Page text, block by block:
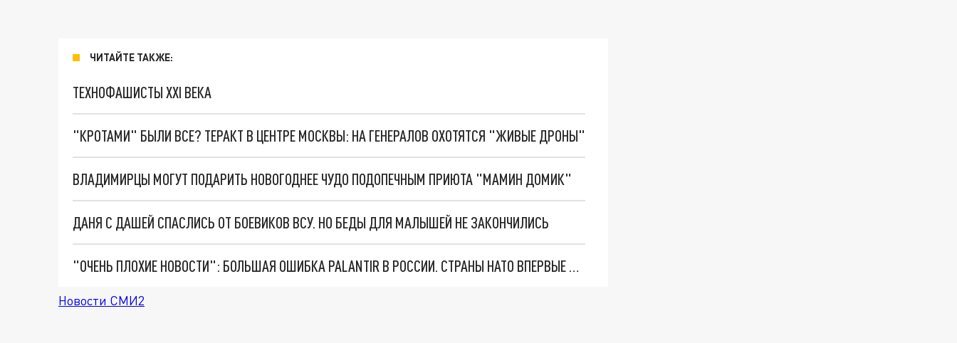
ЧИТАЙТЕ ТАКЖЕ:
ТЕХНОФАШИСТЫ XXI ВЕКА
"КРОТАМИ" БЫЛИ ВСЕ? ТЕРАКТ В ЦЕНТРЕ МОСКВЫ: НА ГЕНЕРАЛОВ ОХОТЯТСЯ "ЖИВЫЕ ДРОНЫ"
ВЛАДИМИРЦЫ МОГУТ ПОДАРИТЬ НОВОГОДНЕЕ ЧУДО ПОДОПЕЧНЫМ ПРИЮТА "МАМИН ДОМИК"
ДАНЯ С ДАШЕЙ СПАСЛИСЬ ОТ БОЕВИКОВ ВСУ. НО БЕДЫ ДЛЯ МАЛЫШЕЙ НЕ ЗАКОНЧИЛИСЬ
"ОЧЕНЬ ПЛОХИЕ НОВОСТИ": БОЛЬШАЯ ОШИБКА PALANTIR В РОССИИ. СТРАНЫ НАТО ВПЕРВЫЕ ЗА СВО ОСТАНОВИЛИ ПОСТАВКИ ОРУЖИЯ. ВСУ ТЕРЯЮТ ПРИГРАНИЧЬЕ?
Новости СМИ2